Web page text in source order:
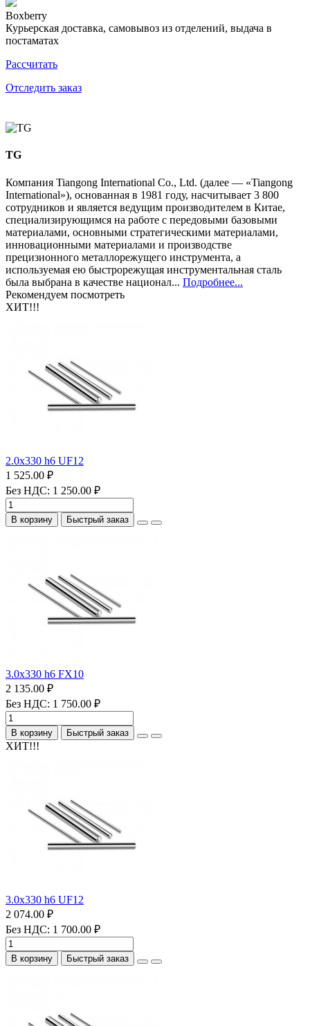
Boxberry
Курьерская доставка, самовывоз из отделений, выдача в
постаматах
Рассчитать
Отследить заказ
TG
Компания Tiangong International Co., Ltd. (далее — «Tiangong
International»), основанная в 1981 году, насчитывает 3 800
сотрудников и является ведущим производителем в Китае,
специализирующимся на работе с передовыми базовыми
материалами, основными стратегическими материалами,
инновационными материалами и производстве
прецизионного металлорежущего инструмента, а
используемая ею быстрорежущая инструментальная сталь
была выбрана в качестве национал... Подробнее...
Рекомендуем посмотреть
ХИТ!!!
2.0х330 h6 UF12
1 525.00 ₽
Без НДС: 1 250.00 ₽
В корзину Быстрый заказ
3.0х330 h6 FX10
2 135.00 ₽
Без НДС: 1 750.00 ₽
В корзину Быстрый заказ
ХИТ!!!
3.0х330 h6 UF12
2 074.00 ₽
Без НДС: 1 700.00 ₽
В корзину Быстрый заказ